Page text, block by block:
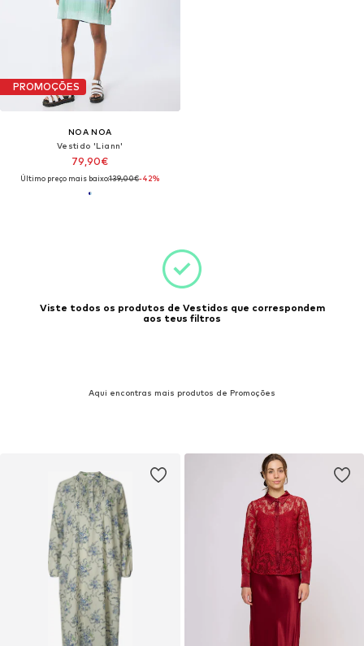
PROMOÇÕES
NOA NOA
Vestido 'Liann'
79,90€
Último preço mais baixo:139,00€-42%
Viste todos os produtos de Vestidos que correspondem
aos teus filtros
Aqui encontras mais produtos de Promoções